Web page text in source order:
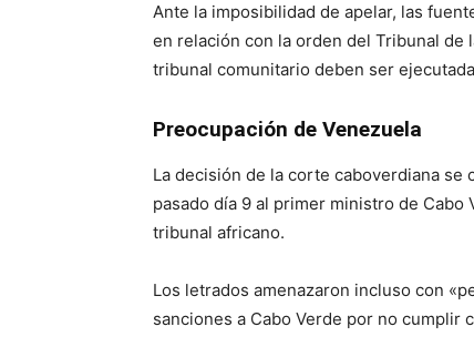
Ante la imposibilidad de apelar, las
en relación con la orden del Tribunal de
tribunal comunitario deben ser
Preocupación de Venezuela
La decisión de la corte caboverdiana se
pasado día 9 al primer ministro de
tribunal africano.
Los letrados amenazaron incluso con
sanciones a Cabo Verde por no cumplir